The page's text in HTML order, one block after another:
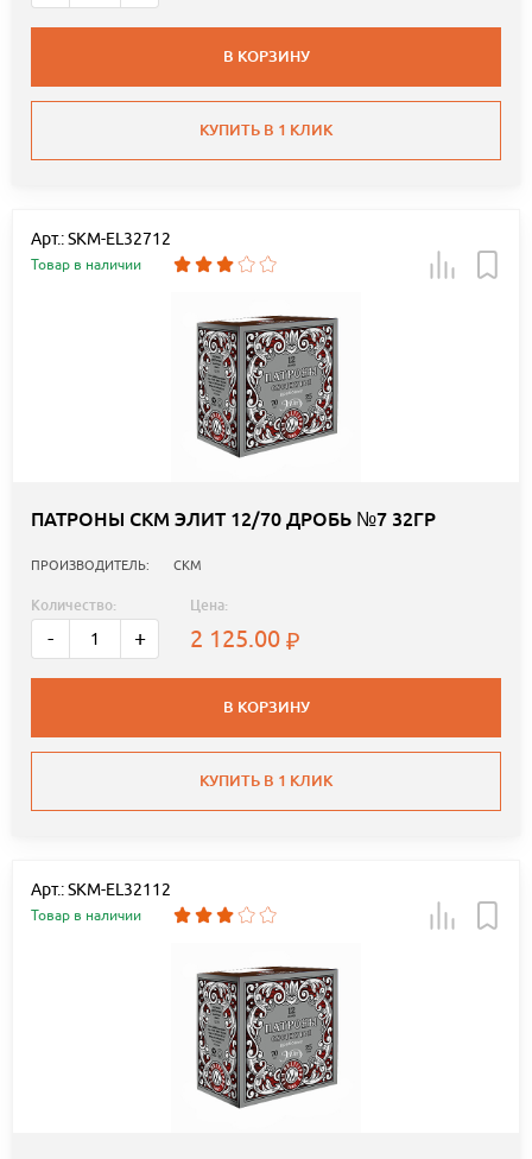
В КОРЗИНУ
КУПИТЬ В 1 КЛИК
Арт.: SKM-EL32712
Товар в наличии
ПАТРОНЫ СКМ ЭЛИТ 12/70 ДРОБЬ №7 32ГР
ПРОИЗВОДИТЕЛЬ: СКМ
Количество:
- +
Цена:
2 125.00
В КОРЗИНУ
КУПИТЬ В 1 КЛИК
Арт.: SKM-EL32112
Товар в наличии